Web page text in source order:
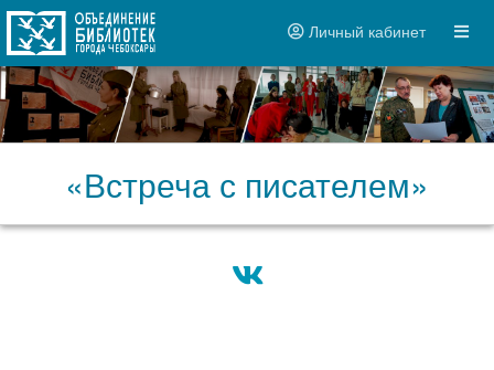
Личный кабинет
«Встреча с писателем»